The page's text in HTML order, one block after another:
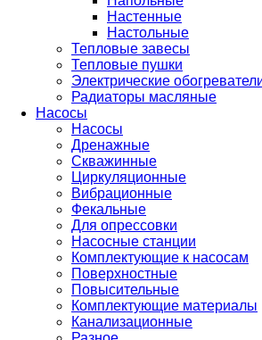
Настенные
Настольные
Тепловые завесы
Тепловые пушки
Электрические
Радиаторы масляные
Насосы
Насосы
Дренажные
Скважинные
Циркуляционные
Вибрационные
Фекальные
Для опрессовки
Насосные станции
Комплектующие к насосам
Поверхностные
Повысительные
Комплектующие материалы
Канализационные